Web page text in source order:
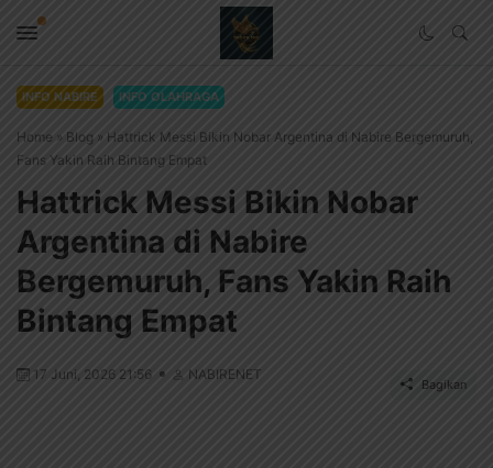
INFO NABIRE INFO OLAHRAGA
Home » Blog » Hattrick Messi Bikin Nobar Argentina di Nabire Bergemuruh,
Fans Yakin Raih Bintang Empat
Hattrick Messi Bikin Nobar
Argentina di Nabire
Bergemuruh, Fans Yakin Raih
Bintang Empat
17 Juni, 2026 21:56 NABIRENET
Bagikan